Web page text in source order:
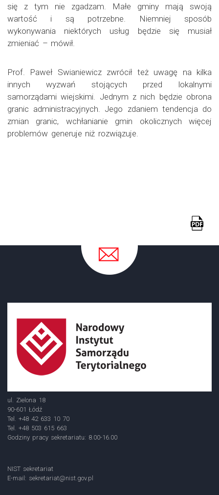
się z tym nie zgadzam. Małe gminy mają swoją
wartość i są potrzebne. Niemniej sposób
wykonywania niektórych usług będzie się musiał
zmieniać – mówił.
Prof. Paweł Swianiewicz zwrócił też uwagę na kilka
innych wyzwań stojących przed lokalnymi
samorządami wiejskimi. Jednym z nich będzie obrona
granic administracyjnych. Jego zdaniem tendencja do
zmian granic, wchłanianie gmin okolicznych więcej
problemów generuje niż rozwiązuje.
ul. Zielona 18
90-601 Łódź
Tel. +48 42 633 10 70
Tel. +48 503 615 663
Godziny pracy sekretariatu: 8.00-16.00
NIST sekretariat
E-mail: sekretariat@nist.gov.pl